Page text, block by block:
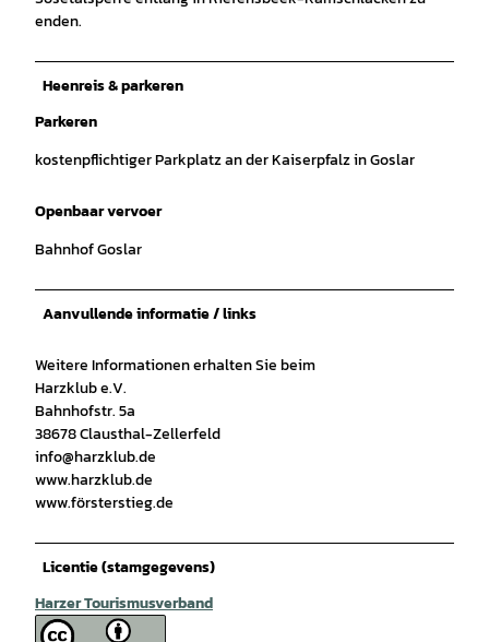
enden.
Heenreis & parkeren
Parkeren
kostenpflichtiger Parkplatz an der Kaiserpfalz in Goslar
Openbaar vervoer
Bahnhof Goslar
Aanvullende informatie / links
Weitere Informationen erhalten Sie beim
Harzklub e.V.
Bahnhofstr. 5a
38678 Clausthal-Zellerfeld
info@harzklub.de
www.harzklub.de
www.försterstieg.de
Licentie (stamgegevens)
Harzer Tourismusverband